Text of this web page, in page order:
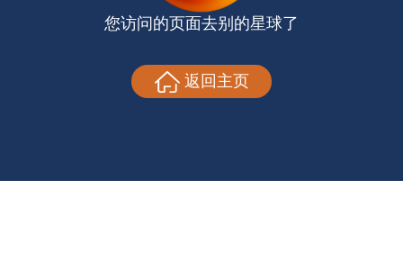
您访问的页面去别的星球了
返回主页